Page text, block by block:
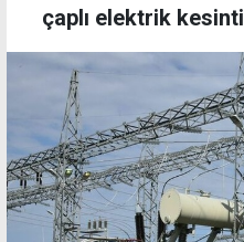
çaplı elektrik